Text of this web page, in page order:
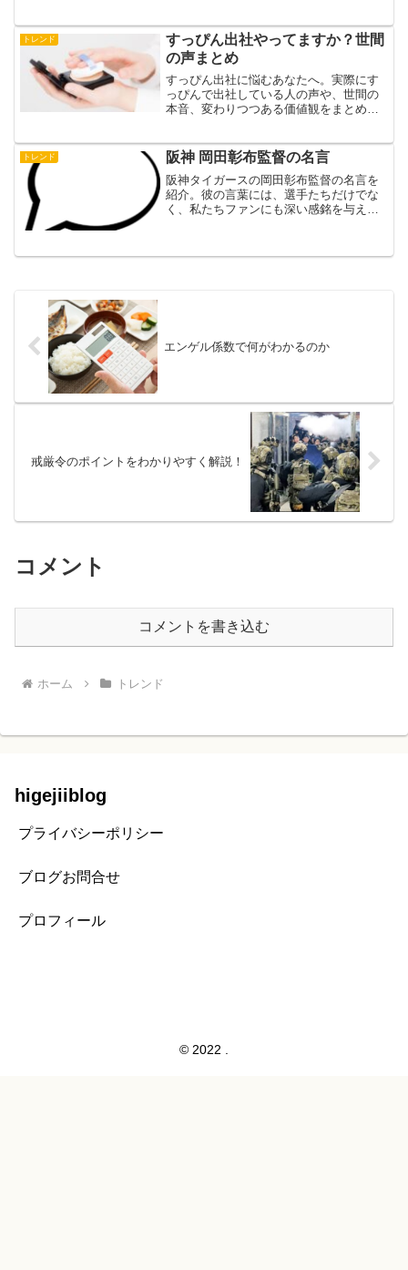
記事では、これらの驚くべき理由を詳し
く解説し、今後の日本社会のあり方につ
いて考察します。
トレンド
すっぴん出社やってますか？世間
の声まとめ
すっぴん出社に悩むあなたへ。実際にす
っぴんで出社している人の声や、世間の
本音、変わりつつある価値観をまとめま
に考えてみませんか。
トレンド 阪神 岡田彰布監督の名言
阪神タイガースの岡田彰布監督の名言を
紹介。彼の言葉には、選手たちだけでな
く、私たちファンにも深い感銘を与える
エンゲル係数で何がわかるのか
戒厳令のポイントをわかりやすく解説！
コメント
コメントを書き込む
ホーム トレンド
higejiiblog
プライバシーポリシー
ブログお問合せ
プロフィール
© 2022 .